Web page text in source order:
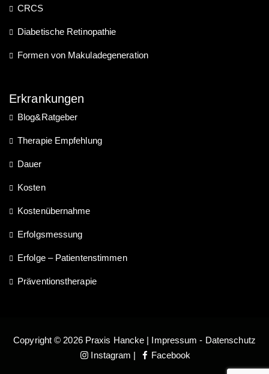
CRCS
Diabetische Retinopathie
Formen von Makuladegeneration
Erkrankungen
Blog&Ratgeber
Therapie Empfehlung
Dauer
Kosten
Kostenübernahme
Erfolgsmessung
Erfolge – Patientenstimmen
Präventionstherapie
Copyright © 2026 Praxis Hancke | Impressum - Datenschutz
Instagram | Facebook